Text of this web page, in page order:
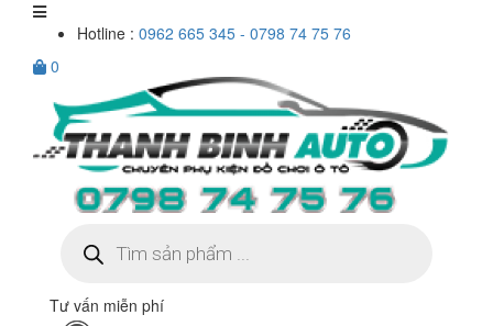
Hotline : 0962 665 345 - 0798 74 75 76
0
kiếm
sản
Tư vấn miễn phí